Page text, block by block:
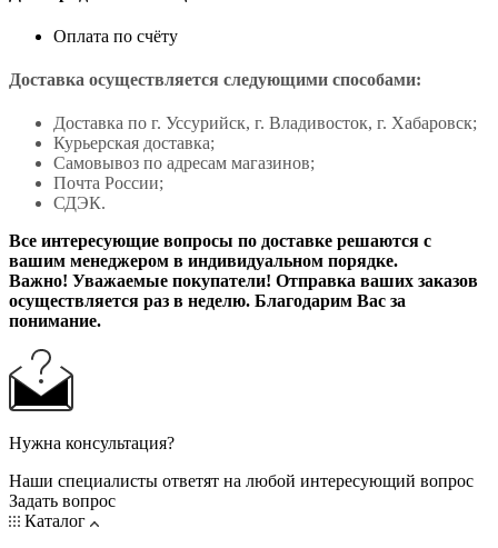
Оплата по счёту
Доставка осуществляется следующими способами:
Доставка по г. Уссурийск, г. Владивосток, г. Хабаровск;
Курьерская доставка;
Самовывоз по адресам магазинов;
Почта России;
СДЭК.
Все интересующие вопросы по доставке решаются с
вашим менеджером в индивидуальном порядке.
Важно! Уважаемые покупатели! Отправка ваших заказов
осуществляется раз в неделю. Благодарим Вас за
понимание.
Нужна консультация?
Наши специалисты ответят на любой интересующий вопрос
Задать вопрос
Каталог